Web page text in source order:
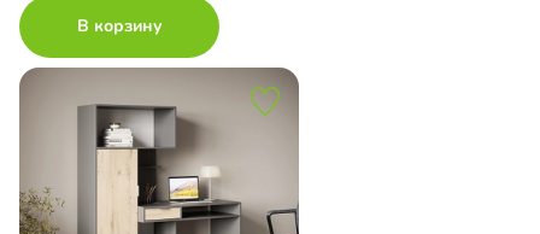
В корзину